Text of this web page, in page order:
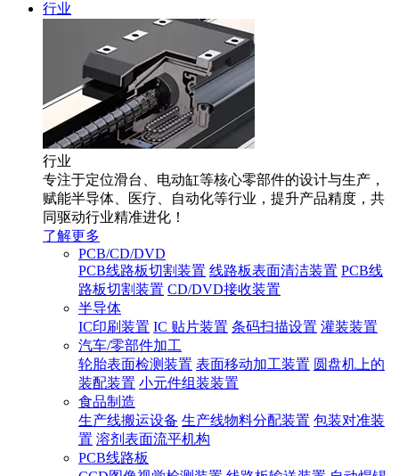
行业
行业
专注于定位滑台、电动缸等核心零部件的设计与生产，
赋能半导体、医疗、自动化等行业，提升产品精度，共
同驱动行业精准进化！
了解更多
PCB/CD/DVD
PCB线路板切割装置 线路板表面清洁装置 PCB线
路板切割装置 CD/DVD接收装置
半导体
IC印刷装置 IC 贴片装置 条码扫描设置 灌装装置
汽车/零部件加工
轮胎表面检测装置 表面移动加工装置 圆盘机上的
装配装置 小元件组装装置
食品制造
生产线搬运设备 生产线物料分配装置 包装对准装
置 溶剂表面流平机构
PCB线路板